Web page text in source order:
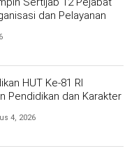
dan Pelayanan
HUT Ke-81 RI
Pendidikan dan Karakter
4, 2026